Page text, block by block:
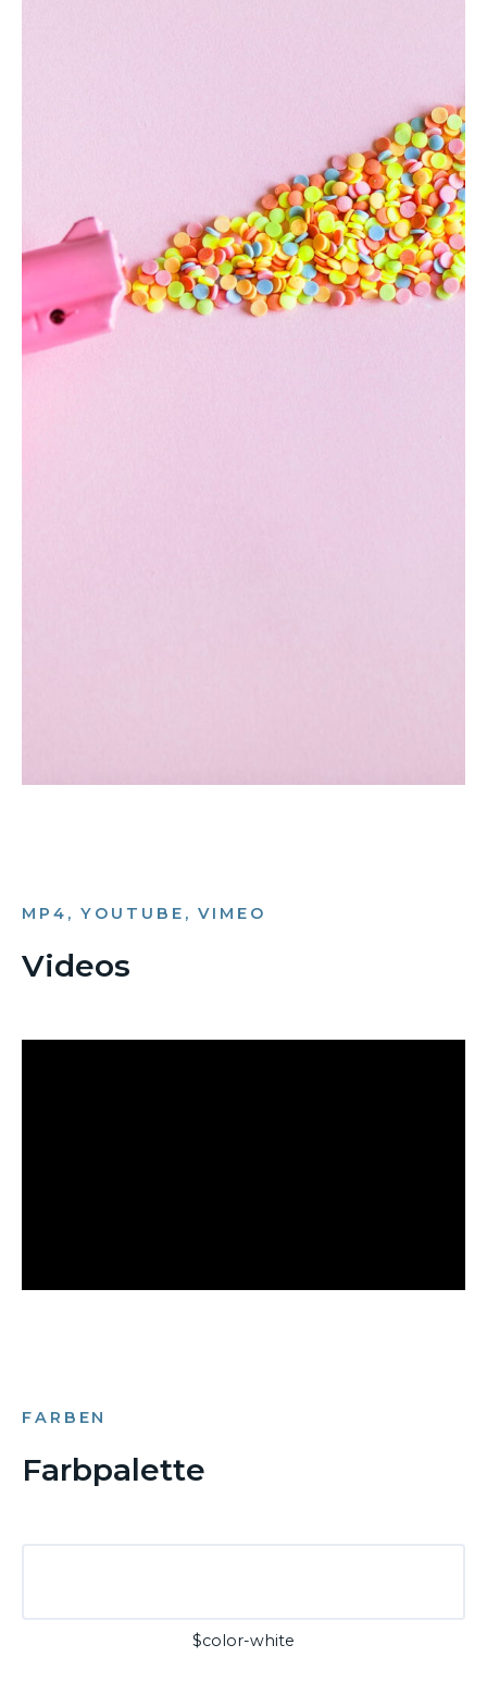
MP4, YOUTUBE, VIMEO
Videos
FARBEN
Farbpalette
$color-white